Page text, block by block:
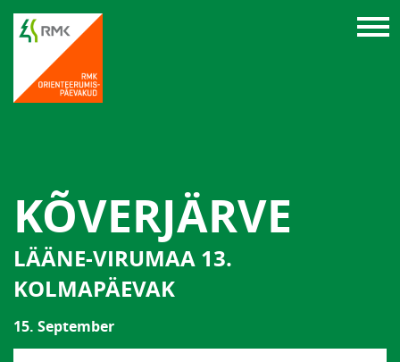
KÕVERJÄRVE
LÄÄNE-VIRUMAA 13.
KOLMAPÄEVAK
15. September